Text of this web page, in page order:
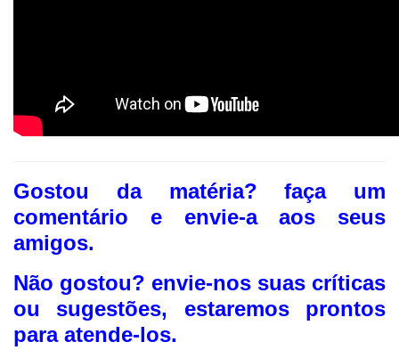
Gostou da matéria? faça um
comentário e envie-a aos seus
amigos.
Não gostou? envie-nos suas críticas
ou sugestões, estaremos prontos
para atende-los.